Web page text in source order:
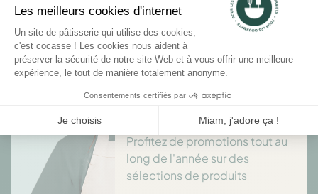
Il n'y a pas encore d'avis pour ce produit.
Des offres toute l’année
Profitez de promotions tout au
long de l'année sur des
sélections de produits